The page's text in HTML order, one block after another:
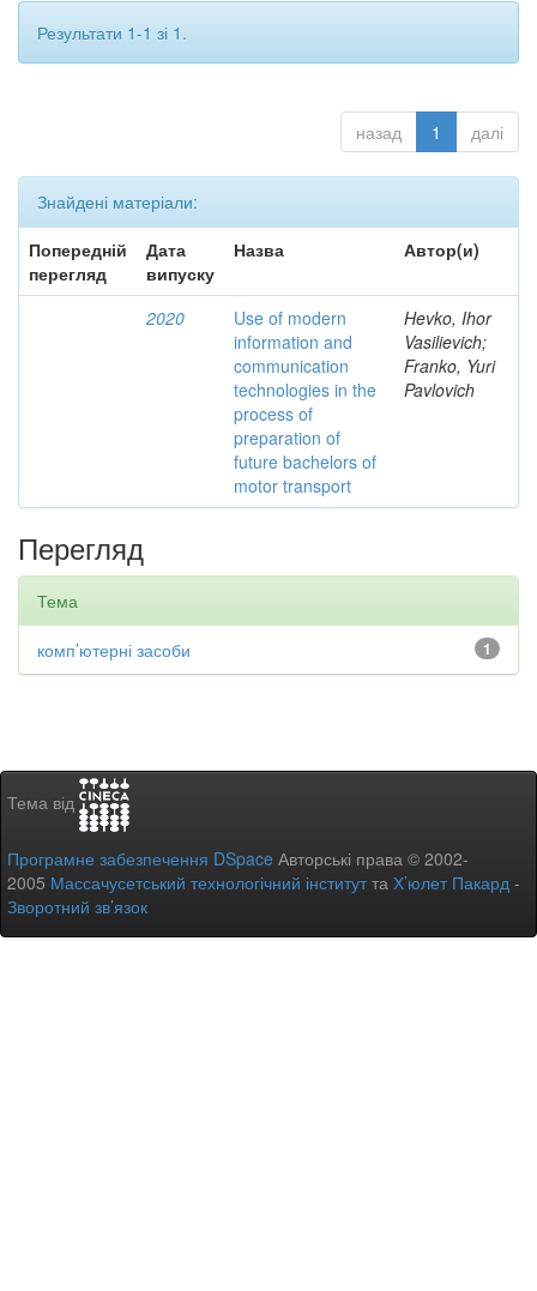
Результати 1-1 зі 1.
назад 1 далі
Знайдені матеріали:
Попередній
перегляд
Дата
випуску
Назва Автор(и)
2020
Use of modern
information and
communication
technologies in the
process of
preparation of
future bachelors of
motor transport
Hevko, Ihor
Vasilievich;
Franko, Yuri
Pavlovich
Перегляд
Тема
1
комп’ютерні засоби
Тема від
Програмне забезпечення DSpace Авторські права © 2002-
2005 Массачусетський технологічний інститутта Х’юлет Пакард -
Зворотний зв’язок